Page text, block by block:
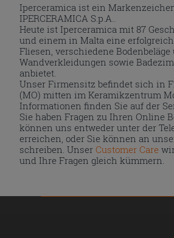
Iperceramica ist ein
IPERCERAMICA S.p.A..
Heute ist Iperceramica mit 87
und einem in Malta eine
Fliesen, verschiedene Bodenbeläge
Wandverkleidungen sowie
anbietet.
Unser Firmensitz befindet sich in
(MO) mitten im Keramikzentrum
Informationen finden Sie auf der
Sie haben Fragen zu Ihren Online
können uns entweder unter der
erreichen, oder Sie können an
schreiben. UnserCustomer Care
und Ihre Fragen gleich kümmern.